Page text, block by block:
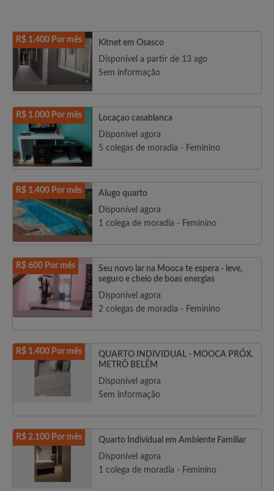
R$ 1.400 Por mês
Kitnet em Osasco
Disponível a partir de 13 ago
Sem informação
R$ 1.000 Por mês
Locaçao casablanca
Disponível agora
5 colegas de moradia - Feminino
R$ 1.400 Por mês
Alugo quarto
Disponível agora
1 colega de moradia - Feminino
R$ 600 Por mês
Seu novo lar na Mooca te espera - leve,
seguro e cheio de boas energias
Disponível agora
2 colegas de moradia - Feminino
R$ 1.400 Por mês
QUARTO INDIVIDUAL - MOOCA PRÓX.
METRÔ BELÉM
Disponível agora
Sem informação
R$ 2.100 Por mês
Quarto Individual em Ambiente Familiar
Disponível agora
1 colega de moradia - Feminino